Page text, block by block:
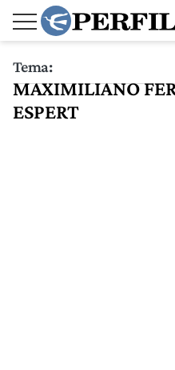
Tema:
MAXIMILIANO
ESPERT